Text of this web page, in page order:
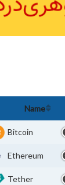
Name
Bitcoin
Ethereum
Tether